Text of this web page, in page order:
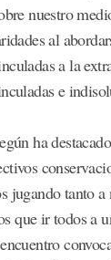
nuestro
al
a la
e
ha
jugando tanto
que ir todos a